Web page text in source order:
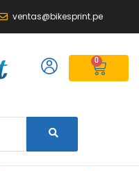
ventas@bikesprint.pe
0